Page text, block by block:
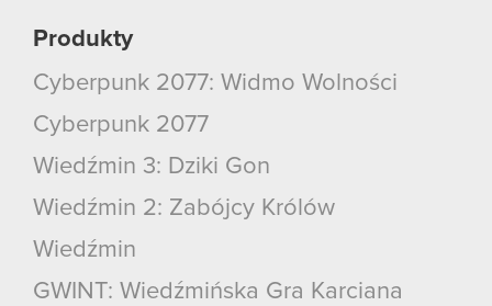
Produkty
Cyberpunk 2077: Widmo Wolności
Cyberpunk 2077
Wiedźmin 3: Dziki Gon
Wiedźmin 2: Zabójcy Królów
Wiedźmin
GWINT: Wiedźmińska Gra Karciana